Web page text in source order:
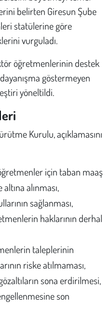
belirten Giresun Şube
statülerine göre
vurguladı.
öğretmenlerinin destek
göstermeyen
yöneltildi.
Kurulu, açıklamasını
için taban maaş
alınması,
sağlanması,
haklarının derhal
taleplerinin
riske atılmaması,
sona erdirilmesi,
son